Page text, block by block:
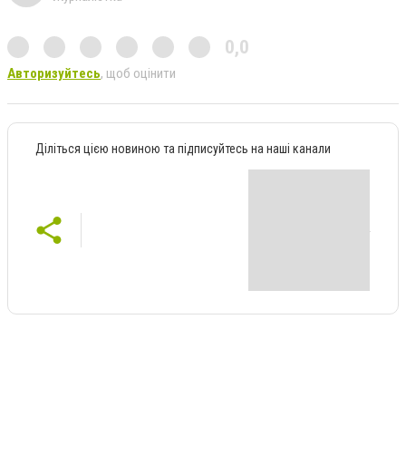
0,0
Авторизуйтесь, щоб оцінити
Діліться цією новиною та підписуйтесь на наші канали